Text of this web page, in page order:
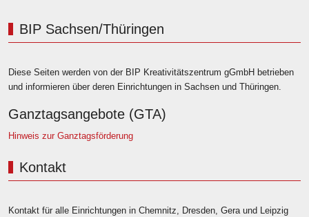
BIP Sachsen/Thüringen
Diese Seiten werden von der BIP Kreativitätszentrum gGmbH betrieben
und informieren über deren Einrichtungen in Sachsen und Thüringen.
Ganztagsangebote (GTA)
Hinweis zur Ganztagsförderung
Kontakt
Kontakt für alle Einrichtungen in Chemnitz, Dresden, Gera und Leipzig